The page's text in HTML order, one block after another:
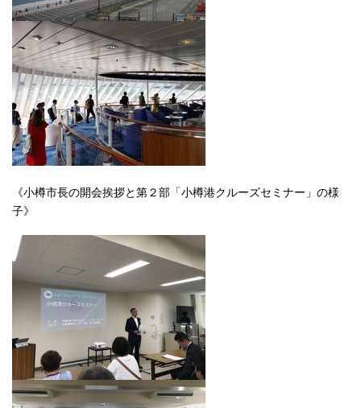
《小樽市長の開会挨拶と第２部「小樽港クルーズセミナー」の様
子》